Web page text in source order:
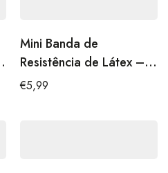
Mini Banda de
Resistência de Látex –
Média
€5,99